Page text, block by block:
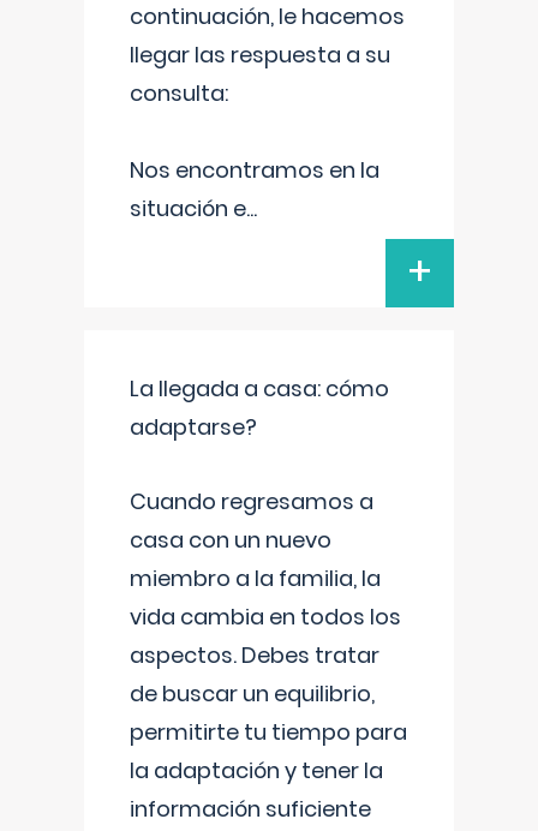
continuación, le hacemos
llegar las respuesta a su
consulta:
Nos encontramos en la
situación e...
+
La llegada a casa: cómo
adaptarse?
Cuando regresamos a
casa con un nuevo
miembro a la familia, la
vida cambia en todos los
aspectos. Debes tratar
de buscar un equilibrio,
permitirte tu tiempo para
la adaptación y tener la
información suficiente